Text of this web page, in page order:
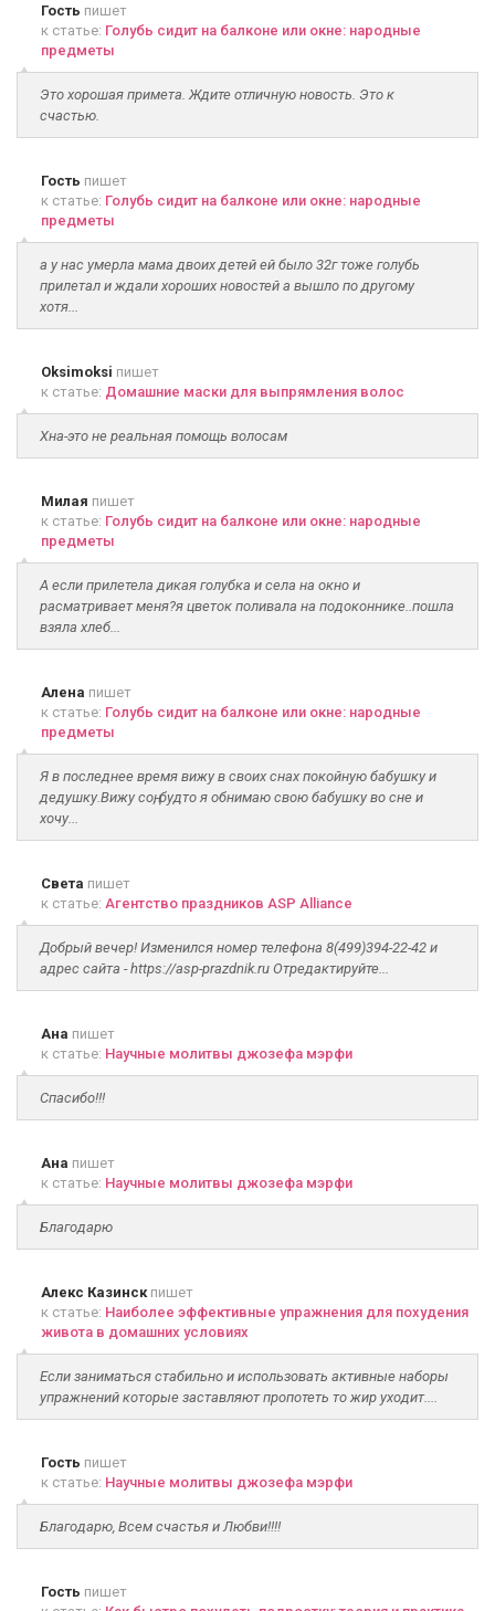
Гость пишет
к статье: Голубь сидит на балконе или окне: народные
предметы
Это хорошая примета. Ждите отличную новость. Это к
счастью.
Гость пишет
к статье: Голубь сидит на балконе или окне: народные
предметы
а у нас умерла мама двоих детей ей было 32г тоже голубь
прилетал и ждали хороших новостей а вышло по другому
хотя...
Oksimoksi пишет
к статье: Домашние маски для выпрямления волос
Хна-это не реальная помощь волосам
Милая пишет
к статье: Голубь сидит на балконе или окне: народные
предметы
А если прилетела дикая голубка и села на окно и
расматривает меня?я цветок поливала на подоконнике..пошла
взяла хлеб...
Алена пишет
к статье: Голубь сидит на балконе или окне: народные
предметы
Я в последнее время вижу в своих снах покойную бабушку и
дедушку.Вижу соң, будто я обнимаю свою бабушку во сне и
хочу...
Света пишет
к статье: Агентство праздников ASP Alliance
Добрый вечер! Изменился номер телефона 8(499)394-22-42 и
адрес сайта - https://asp-prazdnik.ru Отредактируйте...
Ана пишет
к статье: Научные молитвы джозефа мэрфи
Спасибо!!!
Ана пишет
к статье: Научные молитвы джозефа мэрфи
Благодарю
Алекс Казинскпишет
к статье: Наиболее эффективные упражнения для похудения
живота в домашних условиях
Если заниматься стабильно и использовать активные наборы
упражнений которые заставляют пропотеть то жир уходит....
Гость пишет
к статье: Научные молитвы джозефа мэрфи
Благодарю, Всем счастья и Любви!!!!
Гость пишет